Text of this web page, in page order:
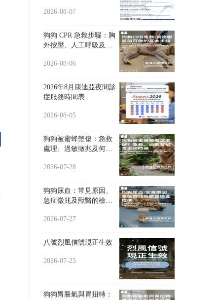
2026-08-07
狗狗 CPR 急救步驟：胸
外按壓、人工呼吸及送
2026-08-06
2026年8月康迪亞夜間診
症服務時間表
2026-08-05
狗狗被蜜蜂螫傷：急救
處理、過敏徵兆及何時
2026-07-28
狗狗尿血：常見原因、
急症徵兆及獸醫的檢查
2026-07-27
八號烈風信號現正生效
2026-07-25
狗狗胃脹氣與胃扭轉：